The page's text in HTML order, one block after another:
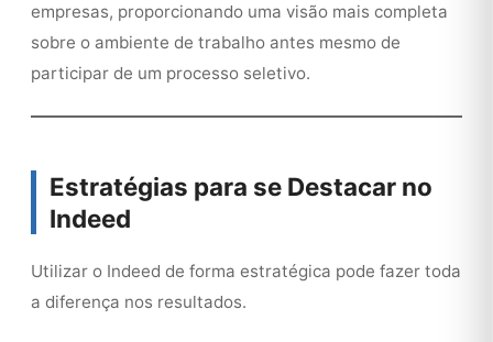
empresas, proporcionando uma visão mais completa
sobre o ambiente de trabalho antes mesmo de
participar de um processo seletivo.
Estratégias para se Destacar no
Indeed
Utilizar o Indeed de forma estratégica pode fazer toda
a diferença nos resultados.